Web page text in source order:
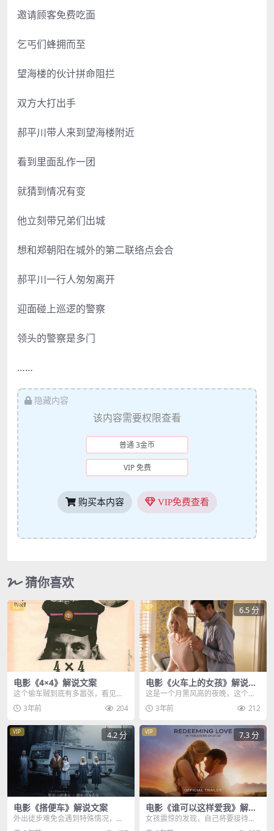
邀请顾客免费吃面
乞丐们蜂拥而至
望海楼的伙计拼命阻拦
双方大打出手
郝平川带人来到望海楼附近
看到里面乱作一团
就猜到情况有变
他立刻带兄弟们出城
想和郑朝阳在城外的第二联络点会合
郝平川一行人匆匆离开
迎面碰上巡逻的警察
领头的警察是多门
……
隐藏内容
该内容需要权限查看
普通 3金币
VIP 免费
购买本内容 VIP免费查看
猜你喜欢
VIP
电影《4×4》解说文案
这个偷车贼到底有多嚣张，看见他
拿出一个网球，往门把手上轻轻那
么一摁，门很容易地打...
3年前 204
VIP 6.5 分
电影《火车上的女孩》解说文
案
这是一个月黑风高的夜晚，这个女
孩在丛林中狂奔，不知道的认为在
锻炼，往后一看，居然...
3年前 212
VIP 4.2 分
电影《搭便车》解说文案
外出徒步难免会遇到特殊情况，就
比如凉子和小茜这对大学同学，因
VIP 7.3 分
电影《谁可以这样爱我》解说
文案
女孩震惊的发现，自己将要接待的
客人，竟是他的亲生父亲，但很显